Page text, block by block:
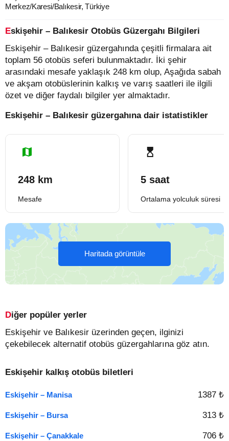
Merkez/Karesi/Balıkesir, Türkiye
Eskişehir – Balıkesir Otobüs Güzergahı Bilgileri
Eskişehir – Balıkesir güzergahında çeşitli firmalara ait
toplam 56 otobüs seferi bulunmaktadır. İki şehir
arasındaki mesafe yaklaşık 248 km olup, Aşağıda sabah
ve akşam otobüslerinin kalkış ve varış saatleri ile ilgili
özet ve diğer faydalı bilgiler yer almaktadır.
Eskişehir – Balıkesir güzergahına dair istatistikler
248 km
Mesafe
5 saat
Ortalama yolculuk süresi
Haritada görüntüle
Diğer popüler yerler
Eskişehir ve Balıkesir üzerinden geçen, ilginizi
çekebilecek alternatif otobüs güzergahlarına göz atın.
Eskişehir kalkış otobüs biletleri
Eskişehir – Manisa 1387 ₺
Eskişehir – Bursa 313 ₺
Eskişehir – Çanakkale 706 ₺